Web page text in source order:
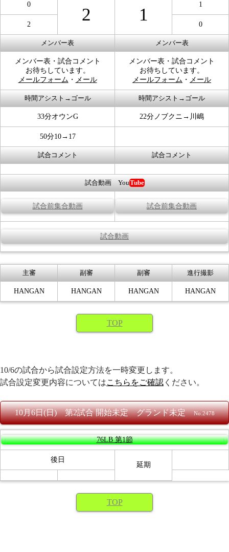
0
2 1
1
2 0
メンバー表 メンバー表
メンバー表・試合コメント
お待ちしています。
メールフォーム ・ メール
メンバー表・試合コメント
お待ちしています。
メールフォーム ・ メール
時間アシスト→ゴール 時間アシスト→ゴール
33分オウンG 22分ノブクニ→川嶋
50分10→17
試合コメント 試合コメント
試合動画 YouTube
試合前集合動画 試合前集合動画
試合動画
主審 副審 副審 進行撮影
HANGAN HANGAN HANGAN HANGAN
TOP
10/6の試合から試合設定方法を一時変更します。
試合設定変更内容についてはこちらをご確認 ください。
10月6日(日) 第2試合 開始未定 グランド未定No.2478
76LB 第1節
後日
延期
TOP